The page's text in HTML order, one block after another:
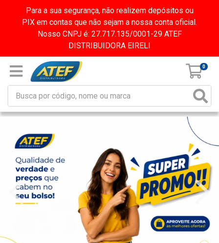
Para a sua segurança, não realizem depósitos ou
PIX em contas que não sejam a nossa conta oficial.
Nosso CNPJ é: 27.717.135/0001-29 ATEF
DISTRIBUIDORA EIRELI
0